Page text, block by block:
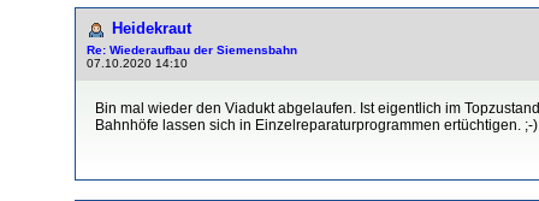
Heidekraut
Re: Wiederaufbau der Siemensbahn
07.10.2020 14:10
Bin mal wieder den Viadukt abgelaufen. Ist eigentlich im
Bahnhöfe lassen sich in Einzelreparaturprogrammen ertüchtigen. ;-)